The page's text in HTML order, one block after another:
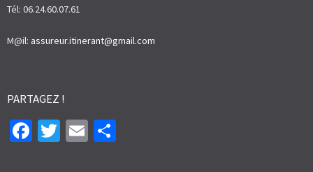
Tél: 06.24.60.07.61
M@il: assureur.itinerant@gmail.com
PARTAGEZ !
Facebook
Twitter
Email